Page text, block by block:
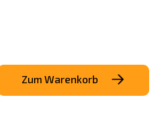
Zum Warenkorb